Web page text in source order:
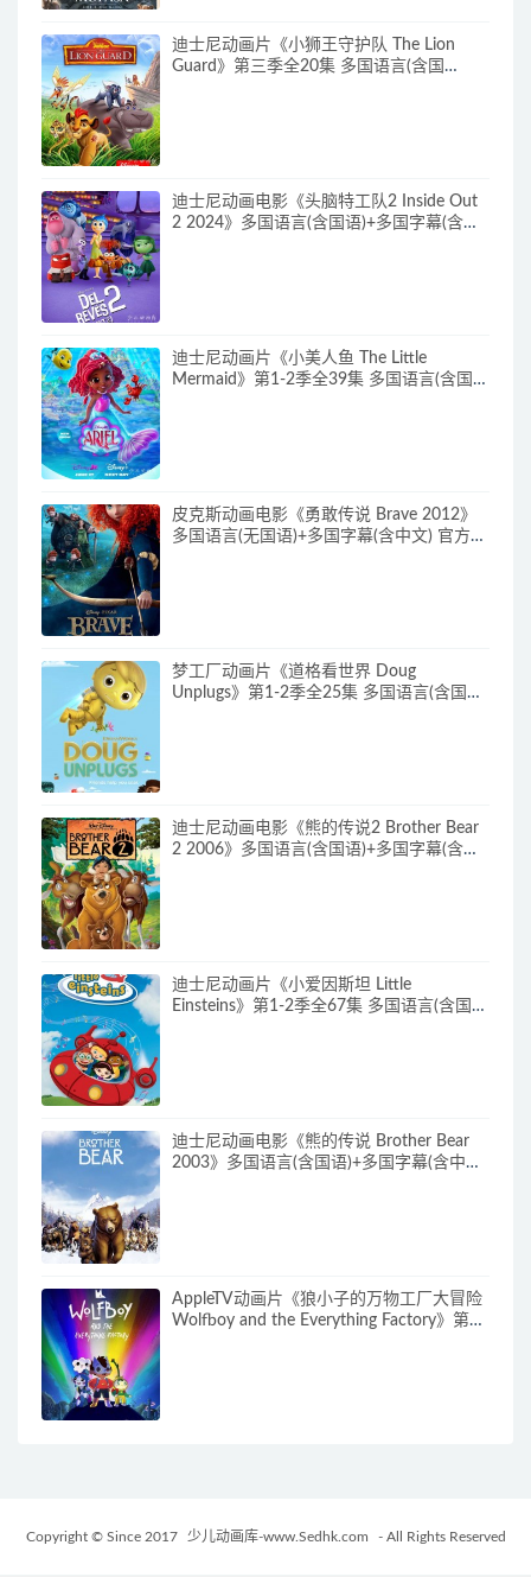
迪士尼动画片《小狮王守护队 The Lion
Guard》第三季全20集 多国语言(含国
迪士尼动画电影《头脑特工队2 Inside Out
2 2024》多国语言(含国语)+多国字幕(含中
迪士尼动画片《小美人鱼 The Little
Mermaid》第1-2季全39集 多国语言(含国
皮克斯动画电影《勇敢传说 Brave 2012》
多国语言(无国语)+多国字幕(含中文) 官方纯
梦工厂动画片《道格看世界 Doug
Unplugs》第1-2季全25集 多国语言(含国
迪士尼动画电影《熊的传说2 Brother Bear
2 2006》多国语言(含国语)+多国字幕(含中
迪士尼动画片《小爱因斯坦 Little
Einsteins》第1-2季全67集 多国语言(含国
迪士尼动画电影《熊的传说 Brother Bear
2003》多国语言(含国语)+多国字幕(含中文)
AppleTV动画片《狼小子的万物工厂大冒险
Wolfboy and the Everything Factory》第1-
Copyright © Since 2017 少儿动画库-www.Sedhk.com - All Rights Reserved